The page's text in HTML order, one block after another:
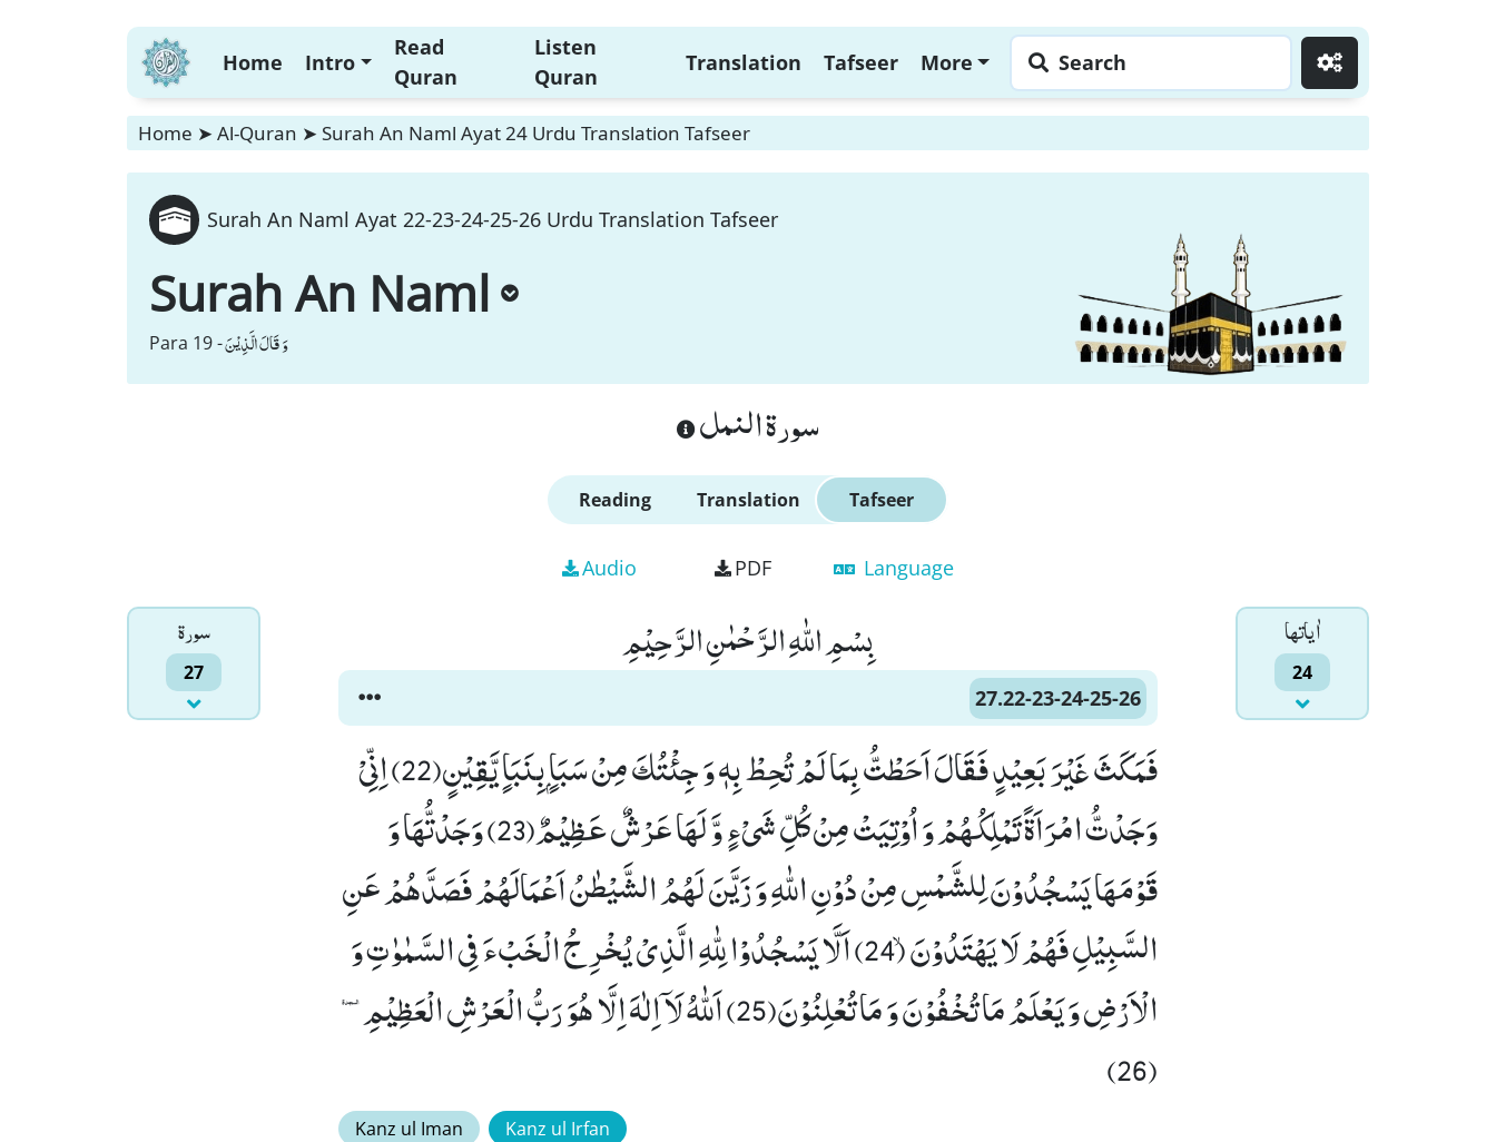
Home Intro
Read
Quran
Listen
Quran
Translation Tafseer More Search
Home ➤ Al-Quran ➤ Surah An Naml Ayat 24 Urdu Translation Tafseer
Surah An Naml Ayat 22-23-24-25-26 Urdu Translation Tafseer
Surah An Naml
Para 19 -وَ قَالَ الَّذِیْنَ
سورة النمل
Reading Translation Tafseer
Audio PDF Language
سورۃ
27
اٰياتها
24
بِسْمِ اللّٰهِ الرَّحْمٰنِ الرَّحِیْمِ
27.22-23-24-25-26
فَمَكَثَ غَیْرَ بَعِیْدٍ فَقَالَ اَحَطْتُّ بِمَا لَمْ تُحِطْ بِهٖ وَ جِئْتُكَ مِنْ سَبَاٍۭ بِنَبَاٍ یَّقِیْنٍ(22) اِنِّیْ
وَجَدْتُّ امْرَاَةً تَمْلِكُهُمْ وَ اُوْتِیَتْ مِنْ كُلِّ شَیْءٍ وَّ لَهَا عَرْشٌ عَظِیْمٌ(23) وَجَدْتُّهَا وَ
قَوْمَهَا یَسْجُدُوْنَ لِلشَّمْسِ مِنْ دُوْنِ اللّٰهِ وَ زَیَّنَ لَهُمُ الشَّیْطٰنُ اَعْمَالَهُمْ فَصَدَّهُمْ عَنِ
السَّبِیْلِ فَهُمْ لَا یَهْتَدُوْنَۙ (24) اَلَّا یَسْجُدُوْا لِلّٰهِ الَّذِیْ یُخْرِ جُ الْخَبْءَ فِی السَّمٰوٰتِ وَ
الْاَرْضِ وَ یَعْلَمُ مَا تُخْفُوْنَ وَ مَا تُعْلِنُوْنَ(25) اَللّٰهُ لَاۤ اِلٰهَ اِلَّا هُوَ رَبُّ الْعَرْشِ الْعَظِیْمِ۩
(26)
Kanz ul Iman Kanz ul Irfan